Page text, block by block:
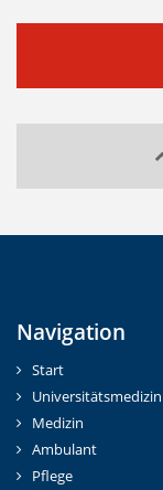
Navigation
Start
Universitätsmedizin
Medizin
Ambulant
Pflege